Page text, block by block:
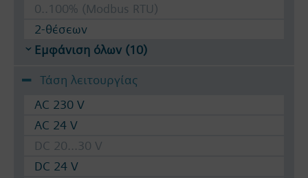
0..100% (Modbus RTU)
2-θέσεων
Εμφάνιση όλων (10)
Τάση λειτουργίας
AC 230 V
AC 24 V
DC 20...30 V
DC 24 V